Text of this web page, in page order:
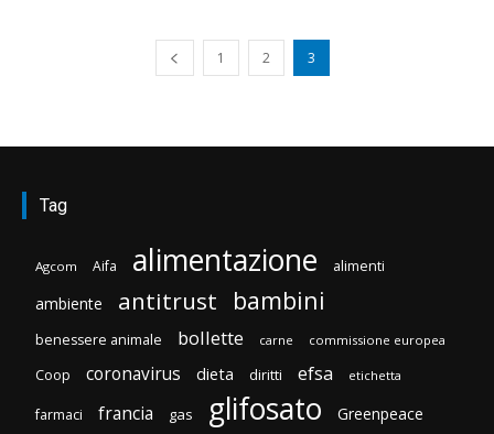
1 2 3
Tag
Agcom Aifa alimentazione alimenti
ambiente antitrust bambini
benessere animale bollette carne commissione europea
Coop coronavirus dieta diritti efsa etichetta
farmaci francia gas glifosato Greenpeace